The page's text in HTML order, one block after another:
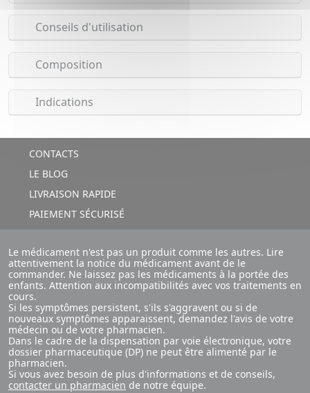
Conseils d'utilisation
Composition
Indications
CONTACTS
LE BLOG
LIVRAISON RAPIDE
PAIEMENT SÉCURISÉ
Le médicament n'est pas un produit comme les autres. Lire
attentivement la notice du médicament avant de le
commander. Ne laissez pas les médicaments à la portée des
enfants. Attention aux incompatibilités avec vos traitements en
cours.
Si les symptômes persistent, s'ils s'aggravent ou si de
nouveaux symptômes apparaissent, demandez l'avis de votre
médecin ou de votre pharmacien.
Dans le cadre de la dispensation par voie électronique, votre
dossier pharmaceutique (DP) ne peut être alimenté par le
pharmacien.
Si vous avez besoin de plus d'informations et de conseils,
contacter un pharmacien de notre équipe.